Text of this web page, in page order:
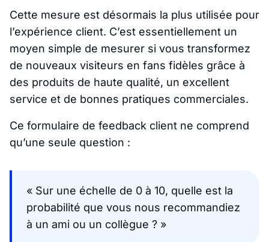
Cette mesure est désormais la plus utilisée pour
l’expérience client. C’est essentiellement un
moyen simple de mesurer si vous transformez
de nouveaux visiteurs en fans fidèles grâce à
des produits de haute qualité, un excellent
service et de bonnes pratiques commerciales.
Ce formulaire de feedback client ne comprend
qu’une seule question :
« Sur une échelle de 0 à 10, quelle est la
probabilité que vous nous recommandiez
à un ami ou un collègue ? »